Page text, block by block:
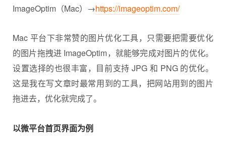
ImageOptim（Mac）→https://imageoptim.com/
Mac 平台下非常赞的图片优化工具，只需要把需要优化
的图片拖拽进 ImageOptim，就能够完成对图片的优化。
设置选择的也很丰富，目前支持 JPG 和 PNG 的优化。
这是我在写文章时最常用到的工具，把网站用到的图片
拖进去，优化就完成了。
以微平台首页界面为例